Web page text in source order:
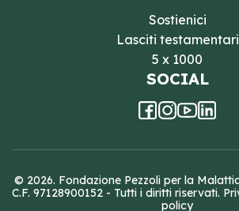
Sostienici
Lasciti testamentari
5 x 1000
SOCIAL
© 2026. Fondazione Pezzoli per la
C.F. 97128900152 - Tutti i diritti riservati.
policy